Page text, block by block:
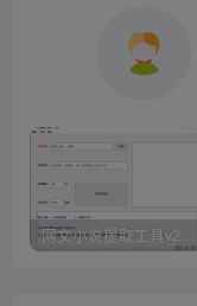
网文小说提取工具v2.10.02 可以自动下载小说 从此不再花钱看小说